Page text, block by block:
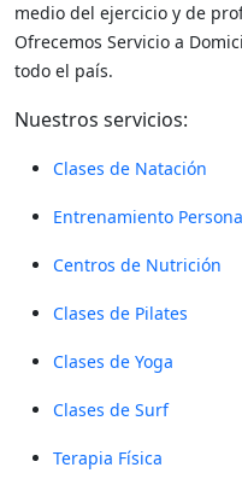
medio del ejercicio y de
Ofrecemos Servicio a
todo el país.
Nuestros servicios:
Clases de Natación
Entrenamiento
Centros de Nutrición
Clases de Pilates
Clases de Yoga
Clases de Surf
Terapia Física